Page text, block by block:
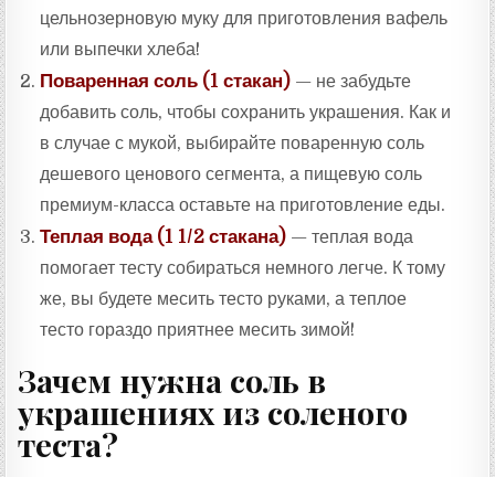
цельнозерновую муку для приготовления вафель
или выпечки хлеба!
Поваренная соль (1 стакан) — не забудьте
добавить соль, чтобы сохранить украшения. Как и
в случае с мукой, выбирайте поваренную соль
дешевого ценового сегмента, а пищевую соль
премиум-класса оставьте на приготовление еды.
Теплая вода (1 1/2 стакана) — теплая вода
помогает тесту собираться немного легче. К тому
же, вы будете месить тесто руками, а теплое
тесто гораздо приятнее месить зимой!
Зачем нужна соль в
украшениях из соленого
теста?